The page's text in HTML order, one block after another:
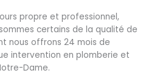
propre et professionnel,
certains de la qualité de
nous offrons 24 mois de
intervention en plomberie et
Dame.